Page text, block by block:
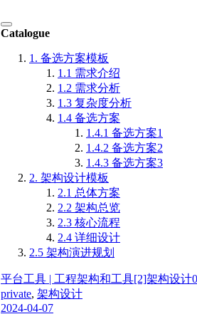
Catalogue
1. 备选方案模板
1.1 需求介绍
1.2 需求分析
1.3 复杂度分析
1.4 备选方案
1.4.1 备选方案1
1.4.2 备选方案2
1.4.3 备选方案3
2. 架构设计模板
2.1 总体方案
2.2 架构总览
2.3 核心流程
2.4 详细设计
2.5 架构演进规划
平台工具 | 工程架构和工具[2]架构设计
private, 架构设计
2024-04-07